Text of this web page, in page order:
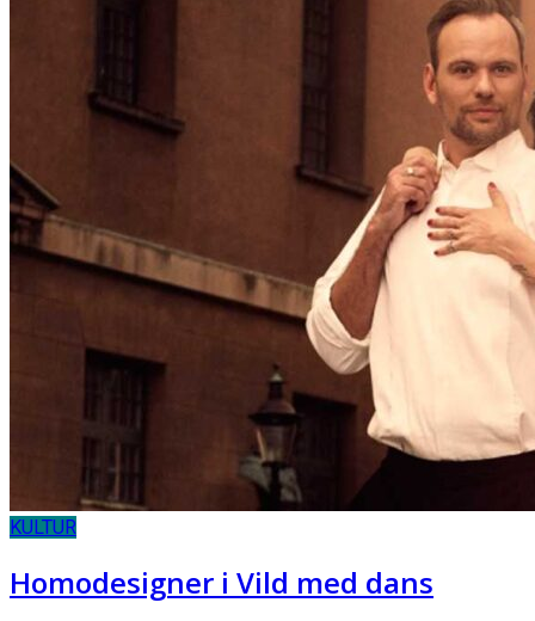
KULTUR
Homodesigner i Vild med dans